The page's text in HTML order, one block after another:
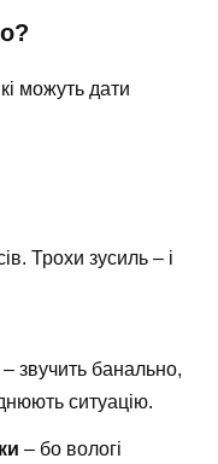
можуть дати
Трохи зусиль – і
– звучить банально,
ситуацію.
– бо вологі